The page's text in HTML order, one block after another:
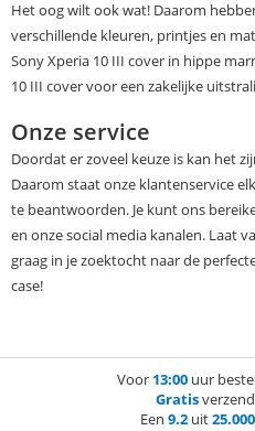
Het oog wilt ook wat! Daarom
verschillende kleuren, printjes en
Sony Xperia 10 III cover in hippe
10 III cover voor een zakelijke
Onze service
Doordat er zoveel keuze is kan het
Daarom staat onze klantenservice
te beantwoorden. Je kunt ons
en onze social media kanalen. Laat
graag in je zoektocht naar de
case!
Voor 13:00 uur
Gratis
Een 9.2 uit25.000